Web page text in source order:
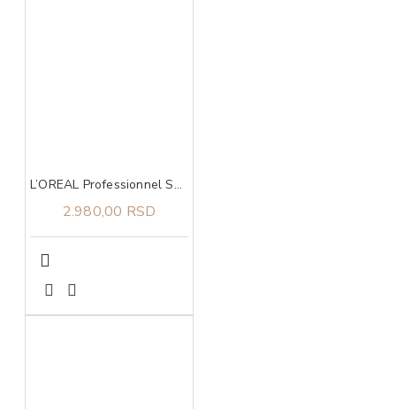
L’OREAL Professionnel Serie Expert Metal Detox maska 250ml
2.980,00 RSD